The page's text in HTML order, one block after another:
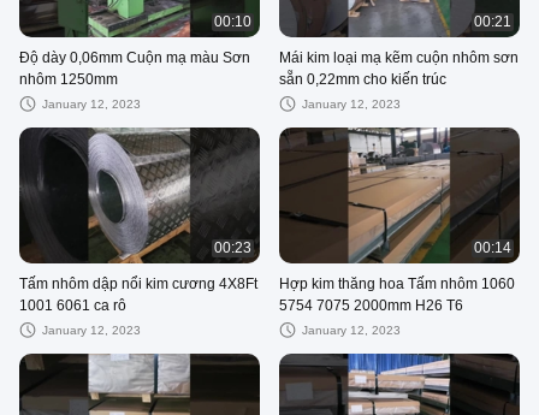
00:10
Độ dày 0,06mm Cuộn mạ màu Sơn
nhôm 1250mm
January 12, 2023
00:21
Mái kim loại mạ kẽm cuộn nhôm sơn
sẵn 0,22mm cho kiến ​​trúc
January 12, 2023
00:23
Tấm nhôm dập nổi kim cương 4X8Ft
1001 6061 ca rô
January 12, 2023
00:14
Hợp kim thăng hoa Tấm nhôm 1060
5754 7075 2000mm H26 T6
January 12, 2023